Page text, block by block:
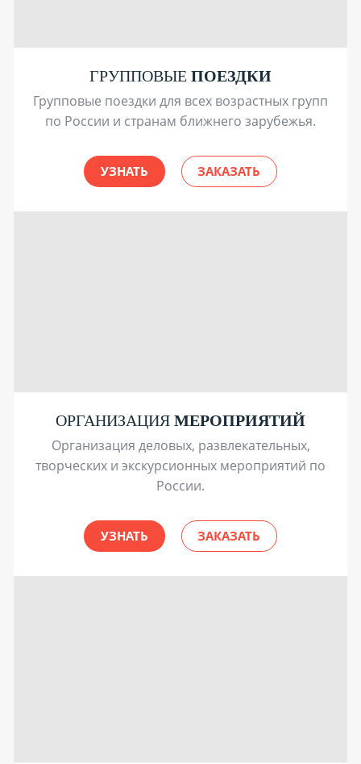
ГРУППОВЫЕ ПОЕЗДКИ
Групповые поездки для всех возрастных групп
по России и странам ближнего зарубежья.
УЗНАТЬ ЗАКАЗАТЬ
ОРГАНИЗАЦИЯ МЕРОПРИЯТИЙ
Организация деловых, развлекательных,
творческих и экскурсионных мероприятий по
России.
УЗНАТЬ ЗАКАЗАТЬ